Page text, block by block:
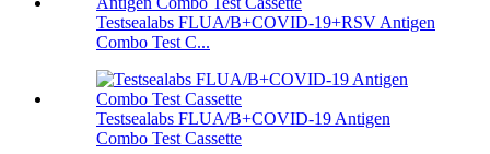
Testsealabs FLUA/B+COVID-19+RSV Antigen
Combo Test C...
Testsealabs FLUA/B+COVID-19 Antigen
Combo Test Cassette